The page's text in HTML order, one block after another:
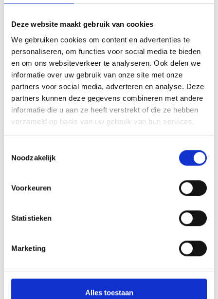
Deze website maakt gebruik van cookies
We gebruiken cookies om content en advertenties te
personaliseren, om functies voor social media te bieden
en om ons websiteverkeer te analyseren. Ook delen we
informatie over uw gebruik van onze site met onze
partners voor social media, adverteren en analyse. Deze
partners kunnen deze gegevens combineren met andere
informatie die u aan ze heeft verstrekt of die ze hebben
verzameld op basis van uw gebruik van hun services.
Noodzakelijk
Voorkeuren
Statistieken
Marketing
Alles toestaan
Twitter FacebookWhatsApp
De D-afdeling zoekt leiders/trainers
D4 geniet van de toernooien.
AANMELDEN LID
Gelijkspel in eerste oefenwedstrijd tweede blok